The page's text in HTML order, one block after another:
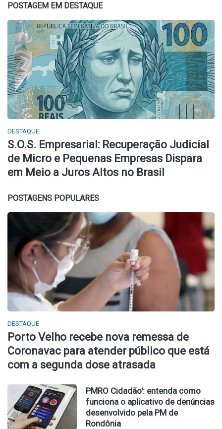
POSTAGEM EM DESTAQUE
DESTAQUE
S.O.S. Empresarial: Recuperação Judicial
de Micro e Pequenas Empresas Dispara
em Meio a Juros Altos no Brasil
POSTAGENS POPULARES
DESTAQUE
Porto Velho recebe nova remessa de
Coronavac para atender público que está
com a segunda dose atrasada
PMRO Cidadão': entenda como
funciona o aplicativo de denúncias
desenvolvido pela PM de
Rondônia